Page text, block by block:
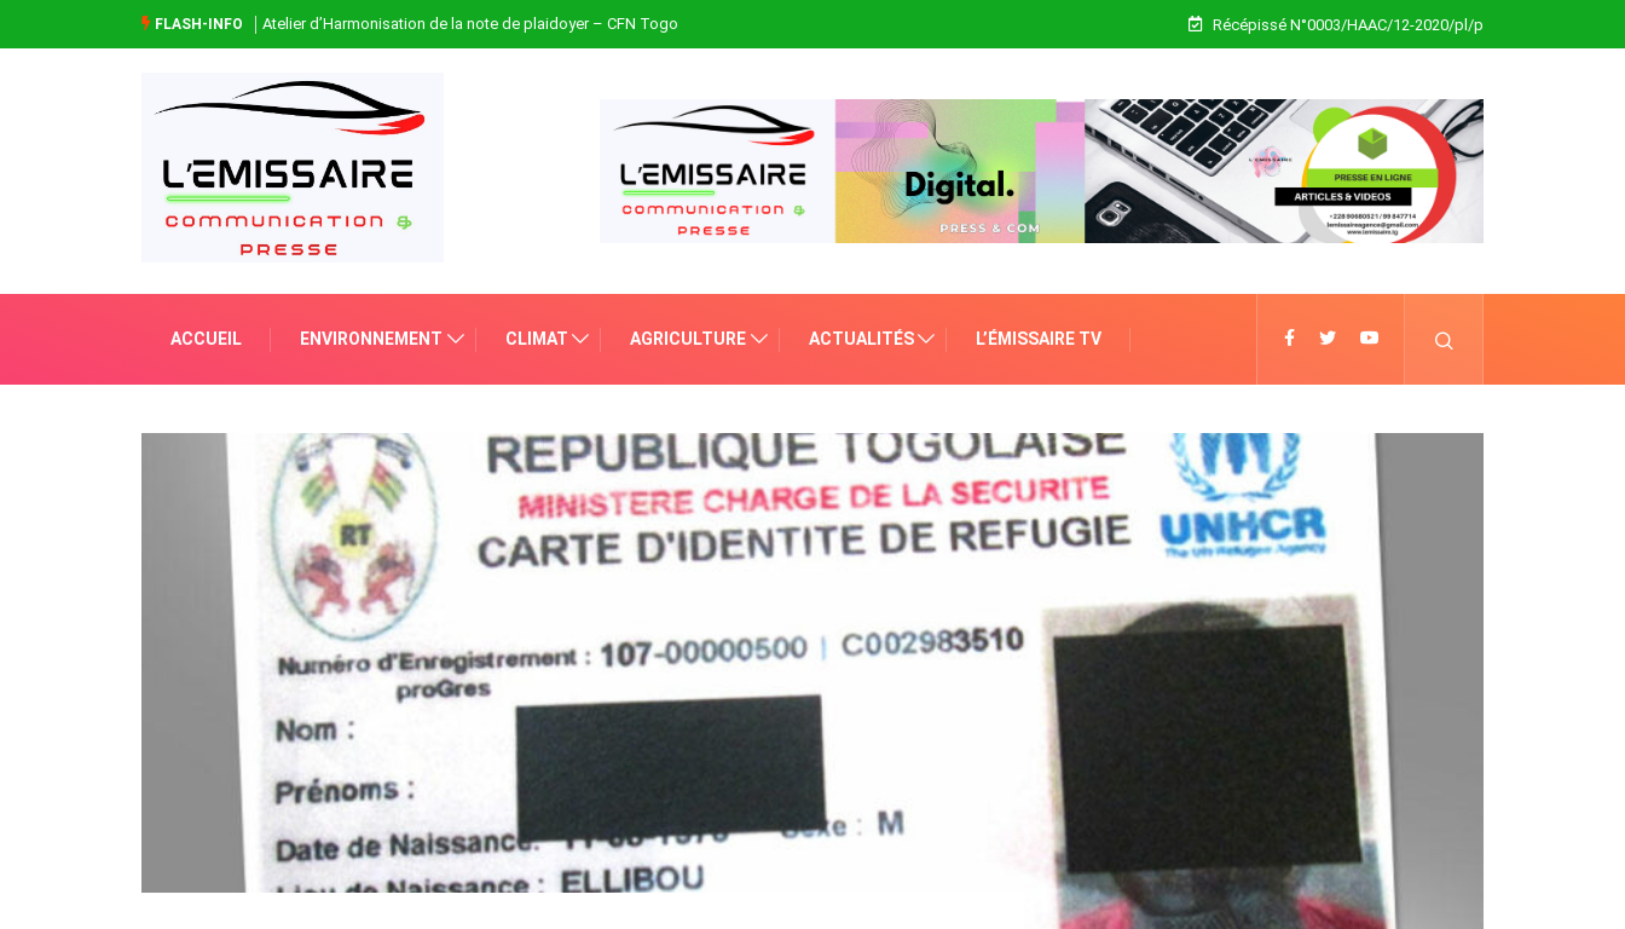
FLASH-INFO Atelier d’Harmonisation de la note de plaidoyer – CFN Togo Récépissé N°0003/HAAC/12-2020/pl/p
ACCUEIL ENVIRONNEMENT CLIMAT AGRICULTURE ACTUALITÉS L’ÉMISSAIRE TV